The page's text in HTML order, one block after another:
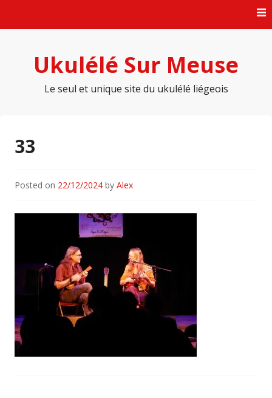
Ukulélé Sur Meuse
Le seul et unique site du ukulélé liégeois
33
Posted on 22/12/2024 by Alex